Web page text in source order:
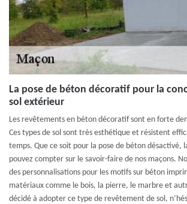
La pose de béton décoratif pour la
sol extérieur
Les revêtements en béton décoratif sont en forte
Ces types de sol sont très esthétique et résistent
temps. Que ce soit pour la pose de béton désactivé,
pouvez compter sur le savoir-faire de nos maçons.
des personnalisations pour les motifs sur béton
matériaux comme le bois, la pierre, le marbre et
décidé à adopter ce type de revêtement de sol,